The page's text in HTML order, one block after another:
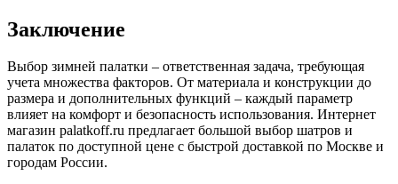
Заключение
Выбор зимней палатки – ответственная задача, требующая
учета множества факторов. От материала и конструкции до
размера и дополнительных функций – каждый параметр
влияет на комфорт и безопасность использования. Интернет
магазин palatkoff.ru предлагает большой выбор шатров и
палаток по доступной цене с быстрой доставкой по Москве и
городам России.